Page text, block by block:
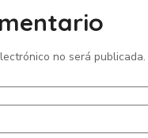
no será publicada.